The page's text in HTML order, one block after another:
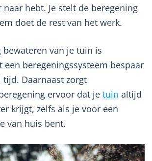
hebt. Je stelt de beregening
doet de rest van het werk.
bewateren van je tuin is
beregeningssysteem bespaar
tijd. Daarnaast zorgt
ervoor dat je tuin altijd
krijgt, zelfs als je voor een
van huis bent.